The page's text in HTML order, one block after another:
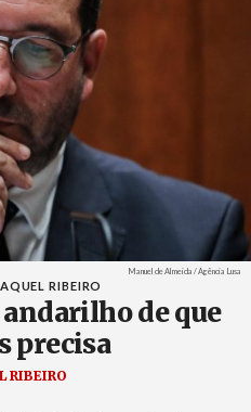
Créditos
Manuel de Almeida / Agência Lusa
RIBEIRO
andarilho de que
precisa
RIBEIRO